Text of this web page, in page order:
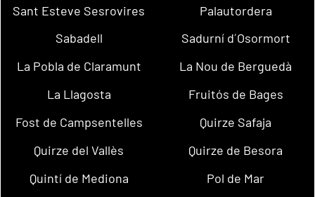
Sant Esteve Sesrovires
Palautordera
Sabadell
Sadurní d´Osormort
La Pobla de Claramunt
La Nou de Berguedà
La Llagosta
Fruitós de Bages
Fost de Campsentelles
Quirze Safaja
Quirze del Vallès
Quirze de Besora
Quintí de Mediona
Pol de Mar